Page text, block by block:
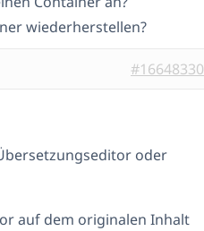
wiederherstellen?
#16648330
oder
auf dem originalen Inhalt